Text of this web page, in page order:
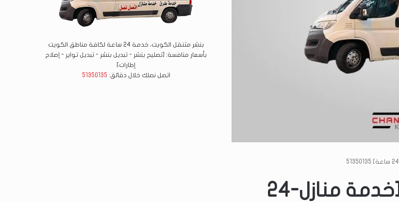
تبديل تواير متنقل كيفان [خدمة منازل-24
بنشر متنقل الكويت، خدمة 24 ساعة لكافة مناطق الكويت
بأسعار منافسة: [تصليح بنشر - تبديل بنشر - تبديل تواير - إصلاح
إطارات]
اتصل نصلك خلال دقائق: 51350135